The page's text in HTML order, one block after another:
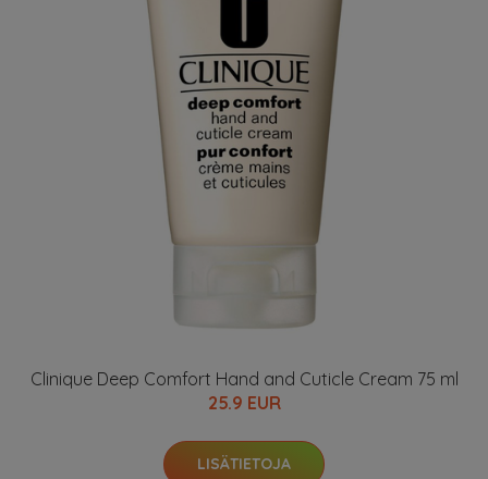
Clinique Deep Comfort Hand and Cuticle Cream 75 ml
25.9 EUR
LISÄTIETOJA